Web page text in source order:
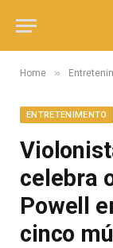
Home »
ENTRETENIMENTO
celebra
Powell
cinco